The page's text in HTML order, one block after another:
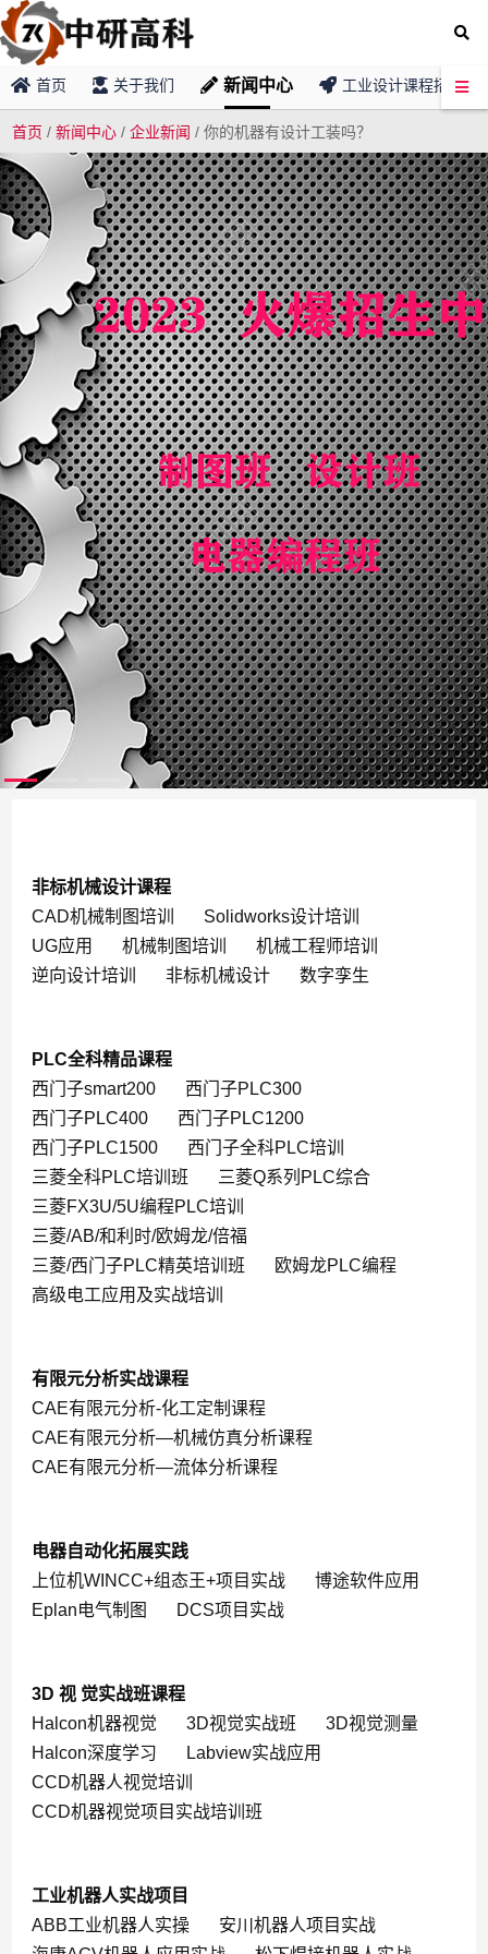
首页 关于我们 新闻中心 工业设计课程招募
首页 /新闻中心 /企业新闻 /你的机器有设计工装吗？
非标机械设计课程
CAD机械制图培训
Solidworks设计培训
UG应用
机械制图培训
机械工程师培训
逆向设计培训
非标机械设计 数字孪生
PLC全科精品课程
西门子smart200
西门子PLC300
西门子PLC400
西门子PLC1200
西门子PLC1500
西门子全科PLC培训
三菱全科PLC培训班
三菱Q系列PLC综合
三菱FX3U/5U编程PLC培训
三菱/AB/和利时/欧姆龙/倍福
三菱/西门子PLC精英培训班
欧姆龙PLC编程
高级电工应用及实战培训
有限元分析实战课程
CAE有限元分析-化工定制课程
CAE有限元分析—机械仿真分析课程
CAE有限元分析—流体分析课程
电器自动化拓展实践
上位机WINCC+组态王+项目实战
博途软件应用
Eplan电气制图
DCS项目实战
3D 视 觉实战班课程
Halcon机器视觉
3D视觉实战班
3D视觉测量
Halcon深度学习
Labview实战应用
CCD机器人视觉培训
CCD机器视觉项目实战培训班
工业机器人实战项目
ABB工业机器人实操
安川机器人项目实战